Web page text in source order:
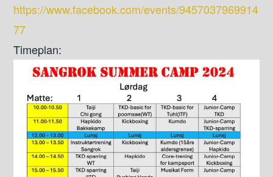
https://www.facebook.com/events/9457037969914
77
Timeplan: